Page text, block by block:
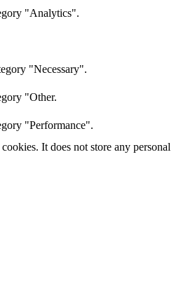
"Analytics".
"Necessary".
"Other.
"Performance".
It does not store any personal